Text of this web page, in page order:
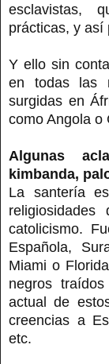
esclavistas,
prácticas, y así
Y ello sin
en todas las
surgidas en
como Angola o
Algunas
kimbanda,
La santería
catolicismo.
Española,
Miami o
negros
actual de
creencias a
etc.